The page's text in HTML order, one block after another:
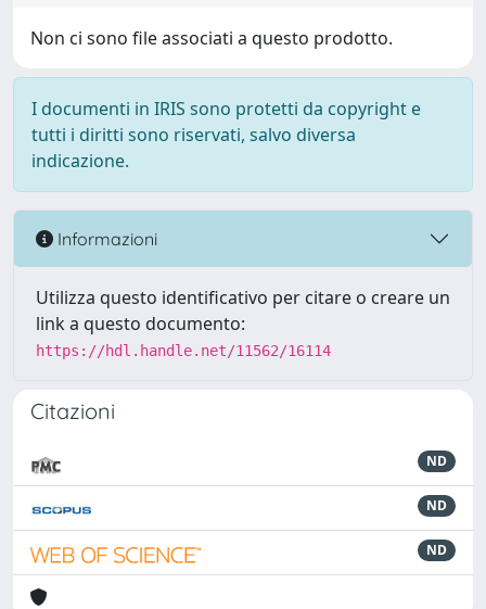
Non ci sono file associati a questo prodotto.
I documenti in IRIS sono protetti da copyright e
tutti i diritti sono riservati, salvo diversa
indicazione.
Informazioni
Utilizza questo identificativo per citare o creare un
link a questo documento:
https://hdl.handle.net/11562/16114
Citazioni
ND
ND
ND